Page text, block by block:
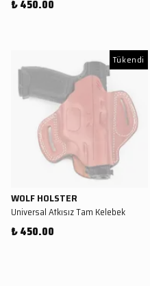
₺ 450.00
Tükendi
WOLF HOLSTER
Universal Atkısız Tam Kelebek
₺ 450.00